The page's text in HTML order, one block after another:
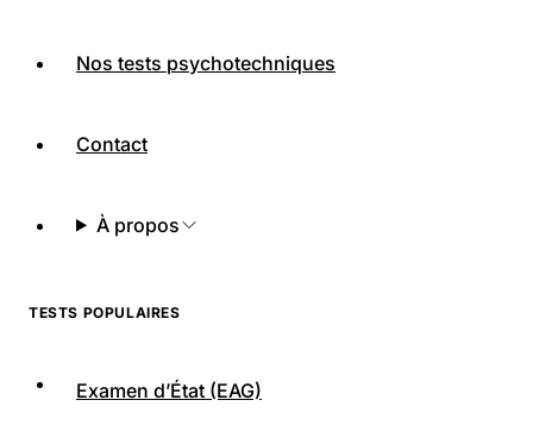
Nos tests psychotechniques
Contact
À propos
TESTS POPULAIRES
Examen d’État (EAG)